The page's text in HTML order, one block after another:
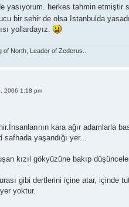
yasıyorum. herkes tahmin etmiştir
bir sehir de olsa Istanbulda
yollardayız.
of North, Leader of Zederus..
2006 1:18 pm
kara ağır adamlarla
yaşandığı yer...
kızıl gökyüzüne bakıp
gibi dertlerini içine atar, içinde
yoktur.